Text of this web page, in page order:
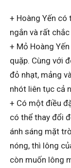
+ Hoàng Yến có
ngắn và rất chắc
+ Mỏ Hoàng
quặp. Cùng với
đỏ nhạt, mảng
nhót liên tục cả
+ Có một điều
có thể thay đổi
ánh sáng mặt
nóng, thì lông
còn muốn lông